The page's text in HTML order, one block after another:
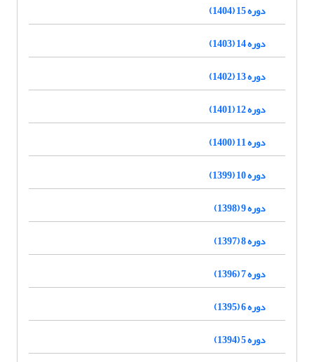
دوره 15 (1404)
دوره 14 (1403)
دوره 13 (1402)
دوره 12 (1401)
دوره 11 (1400)
دوره 10 (1399)
دوره 9 (1398)
دوره 8 (1397)
دوره 7 (1396)
دوره 6 (1395)
دوره 5 (1394)